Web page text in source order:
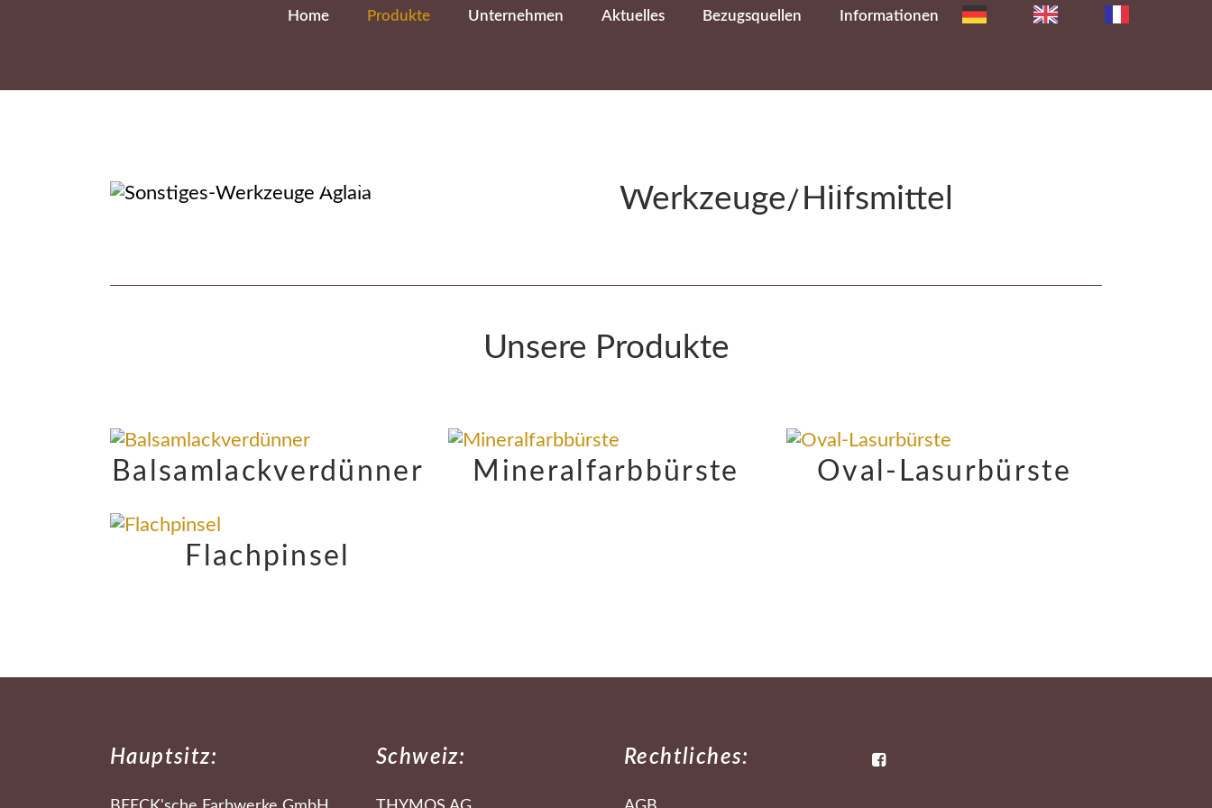
Home Produkte Unternehmen Aktuelles Bezugsquellen Informationen
Werkzeuge/Hilfsmittel
Werkzeuge/Hilfsmittel
Unsere Produkte
Balsamlackverdünner Mineralfarbbürste Oval-Lasurbürste
Flachpinsel
Hauptsitz: Schweiz: Rechtliches: